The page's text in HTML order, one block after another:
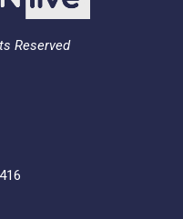
Reserved